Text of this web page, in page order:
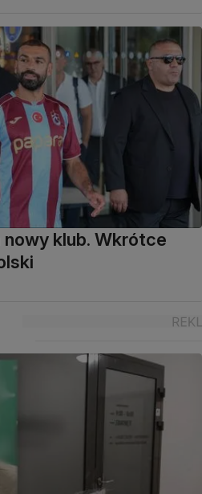
nowy klub. Wkrótce